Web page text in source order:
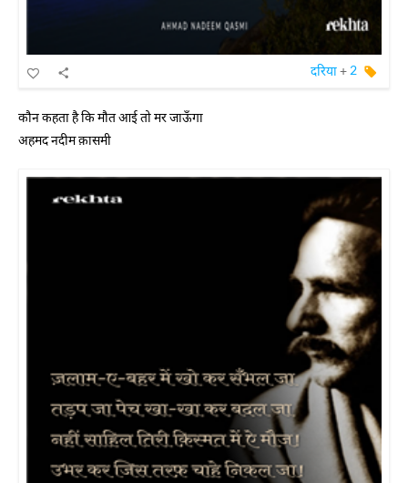
दरिया+ 2
कौन कहता है कि मौत आई तो मर जाऊँगा
अहमद नदीम क़ासमी